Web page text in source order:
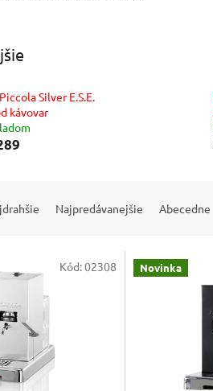
Silver E.S.E.
kávovar
Najpredávanejšie Abecedne
Kód:02308 Novinka